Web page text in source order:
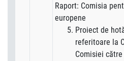
Raport: Comisia
europene
Proiect de
referitoare la
Comisiei